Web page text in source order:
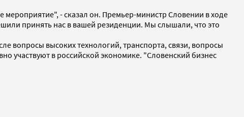
- сказал он. Премьер-министр Словении в ходе
принять нас в вашей резиденции. Мы слышали, что это
вопросы высоких технологий, транспорта, связи, вопросы
участвуют в российской экономике. "Словенский бизнес